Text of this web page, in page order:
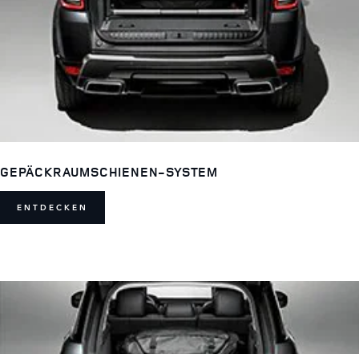
GEPÄCKRAUMSCHIENEN-SYSTEM
ENTDECKEN